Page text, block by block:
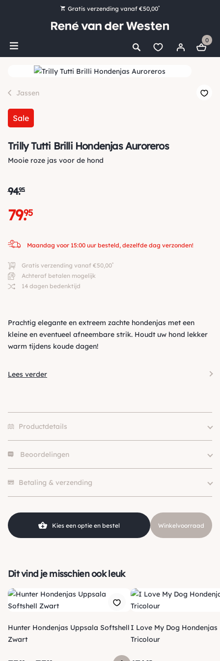
Gratis verzending vanaf €50,00*
Bestel nu, betaal later met Klarna
Ruim 16.000 artikelen op voorraad
0
Jassen
Sale
Trilly Tutti Brilli Hondenjas Auroreros
Mooie roze jas voor de hond
94.95
79.
95
Maandag voor 15:00 uur besteld, dezelfde dag verzonden!
Gratis verzending vanaf €50,00*
Achteraf betalen mogelijk
14 dagen bedenktijd
Prachtig elegante en extreem zachte hondenjas met een
kleine en eventueel afneembare strik. Houdt uw hond lekker
warm tijdens koude dagen!
Lees verder
Productdetails
Size
Hondgrootte
Klein (0 – 10kg)
Kleur
Beoordelingen
Betaling & verzending
Kies een optie en bestel Winkelvoorraad
Dit vind je misschien ook leuk
Hunter Hondenjas Uppsala Softshell
Zwart
I Love My Dog Hondenjas
Tricolour